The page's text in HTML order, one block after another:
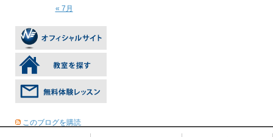
« 7月
このブログを購読